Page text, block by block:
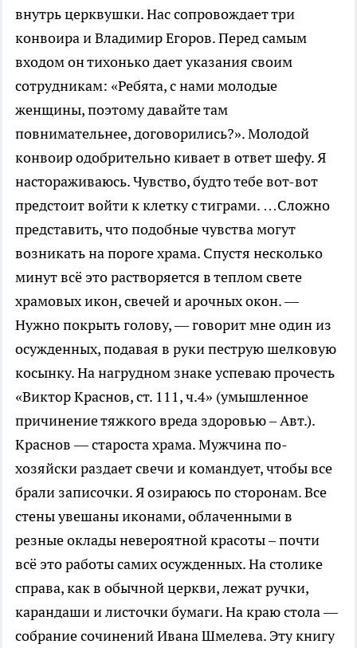
внутрь церквушки. Нас сопровождает три
конвоира и Владимир Егоров. Перед самым
входом он тихонько дает указания своим
сотрудникам: «Ребята, с нами молодые
женщины, поэтому давайте там
повнимательнее, договорились?». Молодой
конвоир одобрительно кивает в ответ шефу. Я
настораживаюсь. Чувство, будто тебе вот-вот
предстоит войти к клетку с тиграми. …Сложно
представить, что подобные чувства могут
возникать на пороге храма. Спустя несколько
минут всё это растворяется в теплом свете
храмовых икон, свечей и арочных окон. —
Нужно покрыть голову, — говорит мне один из
осужденных, подавая в руки пеструю шелковую
косынку. На нагрудном знаке успеваю прочесть
«Виктор Краснов, ст. 111, ч.4» (умышленное
причинение тяжкого вреда здоровью – Авт.).
Краснов — староста храма. Мужчина по-
хозяйски раздает свечи и командует, чтобы все
брали записочки. Я озираюсь по сторонам. Все
стены увешаны иконами, облаченными в
резные оклады невероятной красоты – почти
всё это работы самих осужденных. На столике
справа, как в обычной церкви, лежат ручки,
карандаши и листочки бумаги. На краю стола —
собрание сочинений Ивана Шмелева. Эту книгу